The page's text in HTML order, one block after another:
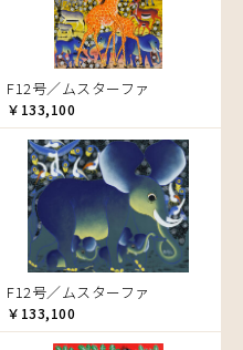
F12号／ムスターファ
￥133,100
F12号／ムスターファ
￥133,100